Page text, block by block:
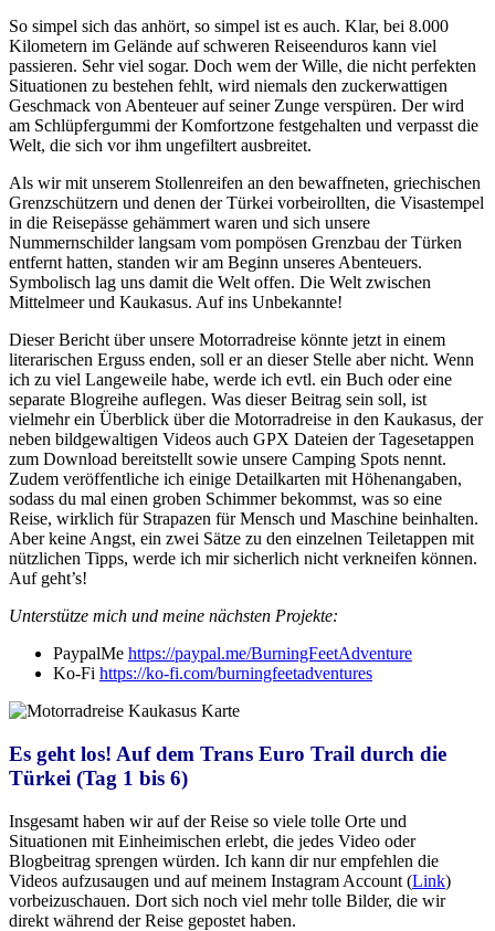
So simpel sich das anhört, so simpel ist es auch. Klar, bei 8.000
Kilometern im Gelände auf schweren Reiseenduros kann viel
passieren. Sehr viel sogar. Doch wem der Wille, die nicht perfekten
Situationen zu bestehen fehlt, wird niemals den zuckerwattigen
Geschmack von Abenteuer auf seiner Zunge verspüren. Der wird
am Schlüpfergummi der Komfortzone festgehalten und verpasst die
Welt, die sich vor ihm ungefiltert ausbreitet.
Als wir mit unserem Stollenreifen an den bewaffneten, griechischen
Grenzschützern und denen der Türkei vorbeirollten, die Visastempel
in die Reisepässe gehämmert waren und sich unsere
Nummernschilder langsam vom pompösen Grenzbau der Türken
entfernt hatten, standen wir am Beginn unseres Abenteuers.
Symbolisch lag uns damit die Welt offen. Die Welt zwischen
Mittelmeer und Kaukasus. Auf ins Unbekannte!
Dieser Bericht über unsere Motorradreise könnte jetzt in einem
literarischen Erguss enden, soll er an dieser Stelle aber nicht. Wenn
ich zu viel Langeweile habe, werde ich evtl. ein Buch oder eine
separate Blogreihe auflegen. Was dieser Beitrag sein soll, ist
vielmehr ein Überblick über die Motorradreise in den Kaukasus, der
neben bildgewaltigen Videos auch GPX Dateien der Tagesetappen
zum Download bereitstellt sowie unsere Camping Spots nennt.
Zudem veröffentliche ich einige Detailkarten mit Höhenangaben,
sodass du mal einen groben Schimmer bekommst, was so eine
Reise, wirklich für Strapazen für Mensch und Maschine beinhalten.
Aber keine Angst, ein zwei Sätze zu den einzelnen Teiletappen mit
nützlichen Tipps, werde ich mir sicherlich nicht verkneifen können.
Auf geht’s!
Unterstütze mich und meine nächsten Projekte:
PaypalMe https://paypal.me/BurningFeetAdventure
Ko-Fi https://ko-fi.com/burningfeetadventures
Es geht los! Auf dem Trans Euro Trail durch die
Türkei (Tag 1 bis 6)
Insgesamt haben wir auf der Reise so viele tolle Orte und
Situationen mit Einheimischen erlebt, die jedes Video oder
Blogbeitrag sprengen würden. Ich kann dir nur empfehlen die
Videos aufzusaugen und auf meinem Instagram Account (Link)
vorbeizuschauen. Dort sich noch viel mehr tolle Bilder, die wir
direkt während der Reise gepostet haben.